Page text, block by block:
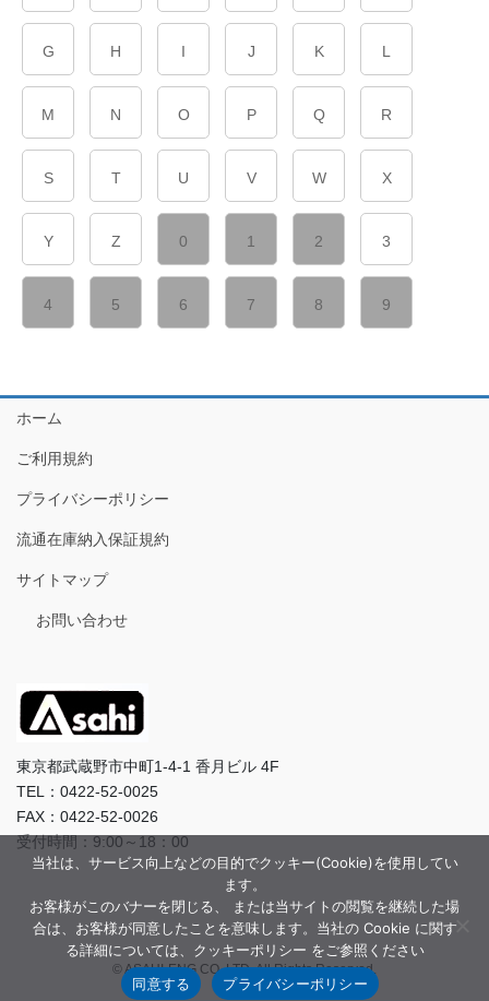
G H I J K L
M N O P Q R
S T U V W X
Y Z 0 1 2 3
4 5 6 7 8 9
ホーム
ご利用規約
プライバシーポリシー
流通在庫納入保証規約
サイトマップ
お問い合わせ
東京都武蔵野市中町1-4-1 香月ビル 4F
TEL：0422-52-0025
FAX：0422-52-0026
受付時間：9:00～18：00
© ASAHI-ENG CO.,LTD. All Rights Reserved.
当社は、サービス向上などの目的でクッキー(Cookie)を使用してい
ます。
お客様がこのバナーを閉じる、 または当サイトの閲覧を継続した場
合は、お客様が同意したことを意味します。当社の Cookie に関す
る詳細については、クッキーポリシー をご参照ください
同意する
プライバシーポリシー